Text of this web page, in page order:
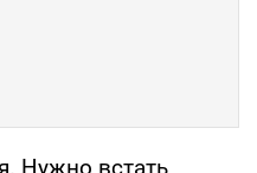
Нужно встать